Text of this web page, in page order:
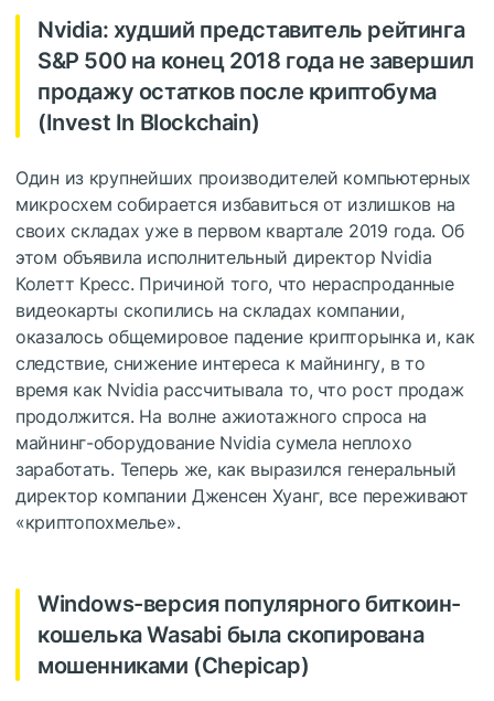
Nvidia: худший представитель рейтинга
S&P 500 на конец 2018 года не завершил
продажу остатков после криптобума
(Invest In Blockchain)
Один из крупнейших производителей компьютерных
микросхем собирается избавиться от излишков на
своих складах уже в первом квартале 2019 года. Об
этом объявила исполнительный директор Nvidia
Колетт Кресс. Причиной того, что нераспроданные
видеокарты скопились на складах компании,
оказалось общемировое падение крипторынка и, как
следствие, снижение интереса к майнингу, в то
время как Nvidia рассчитывала то, что рост продаж
продолжится. На волне ажиотажного спроса на
майнинг-оборудование Nvidia сумела неплохо
заработать. Теперь же, как выразился генеральный
директор компании Дженсен Хуанг, все переживают
«криптопохмелье».
Windows-версия популярного биткоин-
кошелька Wasabi была скопирована
мошенниками (Chepicap)